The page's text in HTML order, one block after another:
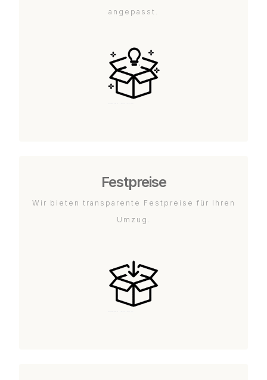
angepasst.
Festpreise
Wir bieten transparente Festpreise für Ihren
Umzug.